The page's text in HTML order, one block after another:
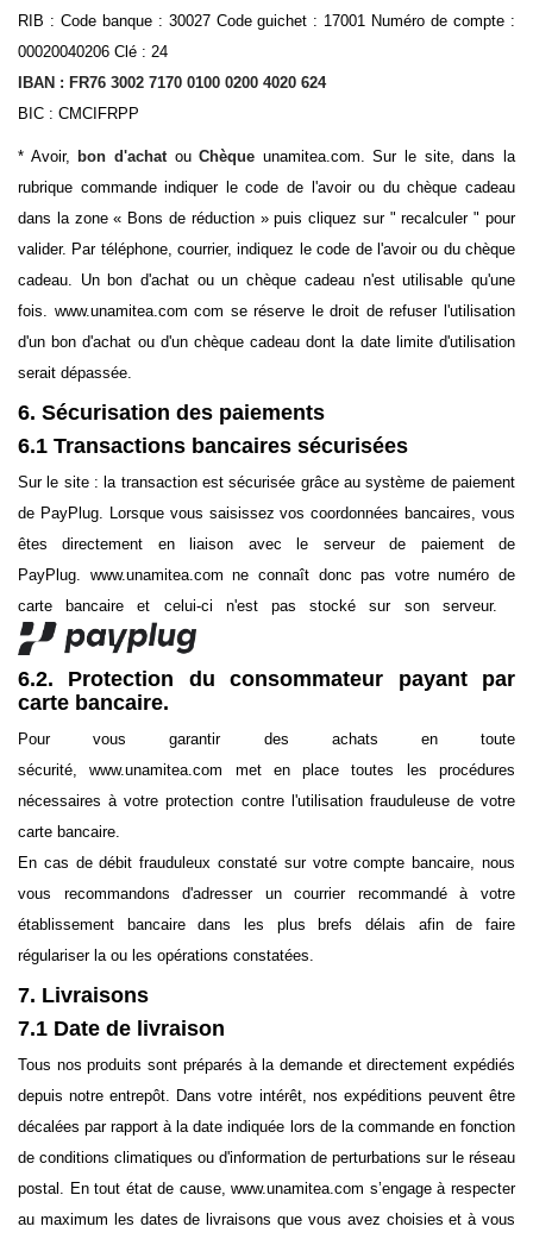
RIB : Code banque : 30027 Code guichet : 17001 Numéro de compte :
00020040206 Clé : 24
IBAN : FR76 3002 7170 0100 0200 4020 624
BIC : CMCIFRPP
* Avoir, bon d'achat ouChèque unamitea.com. Sur le site, dans la
rubrique commande indiquer le code de l'avoir ou du chèque cadeau
dans la zone « Bons de réduction » puis cliquez sur " recalculer " pour
valider. Par téléphone, courrier, indiquez le code de l'avoir ou du chèque
cadeau. Un bon d'achat ou un chèque cadeau n'est utilisable qu'une
fois. www.unamitea.com com se réserve le droit de refuser l'utilisation
d'un bon d'achat ou d'un chèque cadeau dont la date limite d'utilisation
serait dépassée.
6. Sécurisation des paiements
6.1 Transactions bancaires sécurisées
Sur le site : la transaction est sécurisée grâce au système de paiement
de PayPlug. Lorsque vous saisissez vos coordonnées bancaires, vous
êtes directement en liaison avec le serveur de paiement de
PayPlug . www.unamitea.com ne connaît donc pas votre numéro de
carte bancaire et celui-ci n'est pas stocké sur son serveur.
6.2. Protection du consommateur payant par
carte bancaire.
Pour vous garantir des achats en toute
sécurité, www.unamitea.com met en place toutes les procédures
nécessaires à votre protection contre l'utilisation frauduleuse de votre
carte bancaire.
En cas de débit frauduleux constaté sur votre compte bancaire, nous
vous recommandons d'adresser un courrier recommandé à votre
établissement bancaire dans les plus brefs délais afin de faire
régulariser la ou les opérations constatées.
7. Livraisons
7.1 Date de livraison
Tous nos produits sont préparés à la demande et directement expédiés
depuis notre entrepôt. Dans votre intérêt, nos expéditions peuvent être
décalées par rapport à la date indiquée lors de la commande en fonction
de conditions climatiques ou d'information de perturbations sur le réseau
postal. En tout état de cause, www.unamitea.com s’engage à respecter
au maximum les dates de livraisons que vous avez choisies et à vous